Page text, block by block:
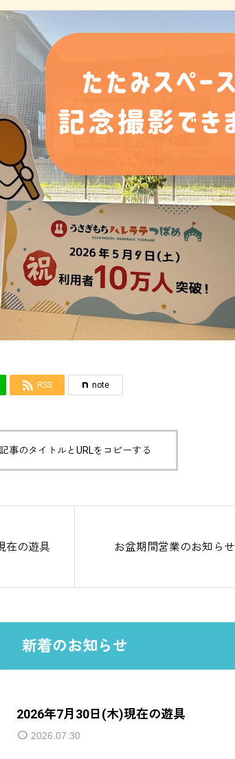
 RSS note
記事のタイトルとURLをコピーする
在の遊具 お盆期間営業のお知らせ
新着のお知らせ
2026年7月30日(木)現在の遊具
2026.07.30